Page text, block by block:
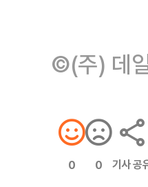
©(주) 데
0 0 기사 공